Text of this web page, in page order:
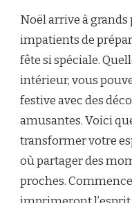
Noël arrive à
impatients de
fête si spéciale.
intérieur, vous
festive avec des
amusantes. Voici
transformer votre
où partager des
proches.